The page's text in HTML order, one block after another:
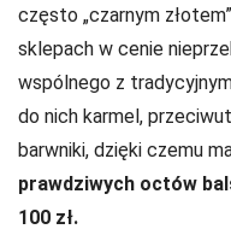
często „czarnym
sklepach w cenie
wspólnego z
do nich karmel,
barwniki, dzięki czemu
prawdziwych octów
100 zł.